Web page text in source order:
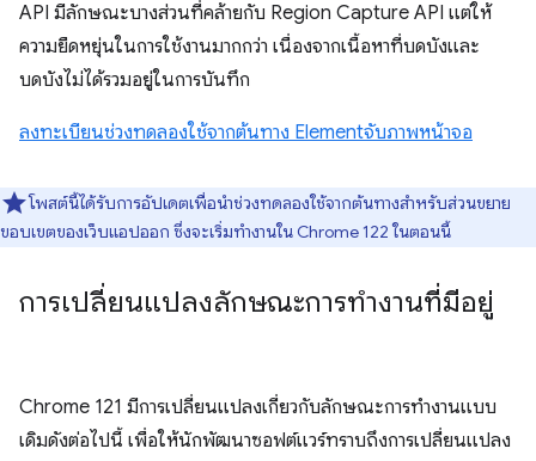
API มีลักษณะบางส่วนที่คล้ายกับ Region Capture API แต่ให้
ความยืดหยุ่นในการใช้งานมากกว่า เนื่องจากเนื้อหาที่บดบังและ
บดบังไม่ได้รวมอยู่ในการบันทึก
ลงทะเบียนช่วงทดลองใช้จากต้นทาง Elementจับภาพหน้าจอ
โพสต์นี้ได้รับการอัปเดตเพื่อนำช่วงทดลองใช้จากต้นทางสำหรับส่วนขยาย
ขอบเขตของเว็บแอปออก ซึ่งจะเริ่มทำงานใน Chrome 122 ในตอนนี้
การเปลี่ยนแปลงลักษณะการทำงานที่มีอยู่
Chrome 121 มีการเปลี่ยนแปลงเกี่ยวกับลักษณะการทำงานแบบ
เดิมดังต่อไปนี้ เพื่อให้นักพัฒนาซอฟต์แวร์ทราบถึงการเปลี่ยนแปลง